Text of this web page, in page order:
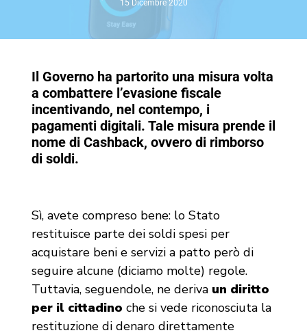
15 Dicembre 2020
Il Governo ha partorito una misura volta
a combattere l’evasione fiscale
incentivando, nel contempo, i
pagamenti digitali. Tale misura prende il
nome di Cashback, ovvero di rimborso
di soldi.
Sì, avete compreso bene: lo Stato
restituisce parte dei soldi spesi per
acquistare beni e servizi a patto però di
seguire alcune (diciamo molte) regole.
Tuttavia, seguendole, ne deriva un diritto
per il cittadino che si vede riconosciuta la
restituzione di denaro direttamente